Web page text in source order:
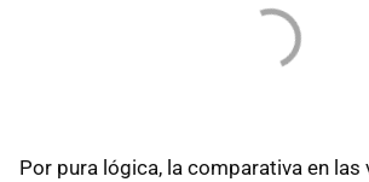
Por pura lógica, la comparativa en las